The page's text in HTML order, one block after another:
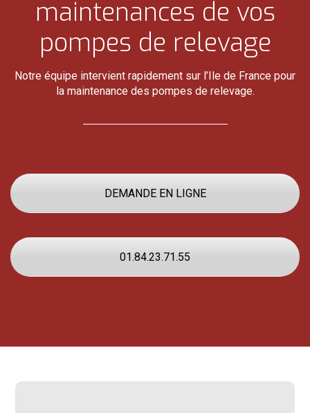
maintenances de vos
pompes de relevage
Notre équipe intervient rapidement sur l’Ile de France pour
la maintenance des pompes de relevage.
DEMANDE EN LIGNE
01.84.23.71.55